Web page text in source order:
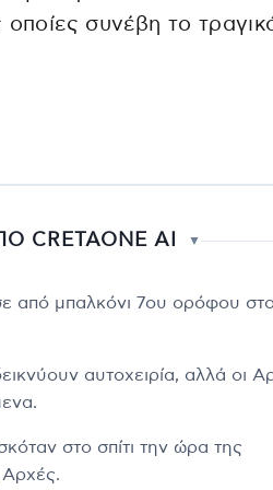
συνέβη το
CRETAONE AI ▼
από μπαλκόνι 7ου ορόφου
αυτοχειρία, αλλά οι
στο σπίτι την ώρα της